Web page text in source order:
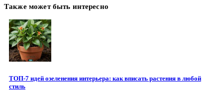
Также может быть интересно
ТОП-7 идей озеленения интерьера: как вписать растения в любой
стиль